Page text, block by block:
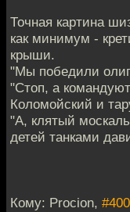
Точная картина
как минимум -
крыши.
"Мы победили
"Стоп, а
Коломойский и
"А, клятый
детей танками
Кому: Procion, #400